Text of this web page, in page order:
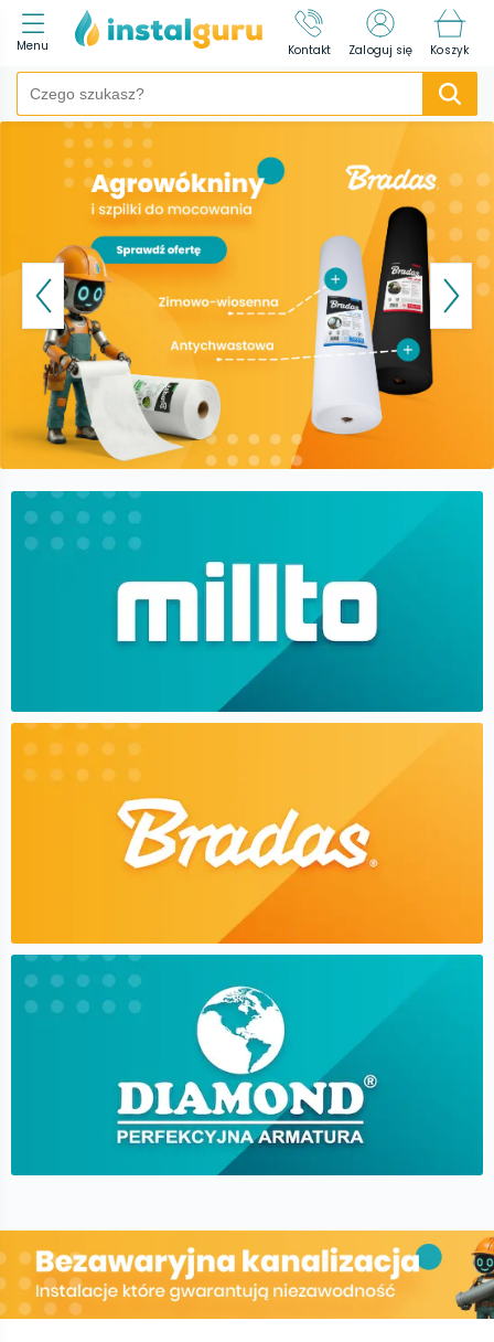
Menu Kontakt Zaloguj się Koszyk